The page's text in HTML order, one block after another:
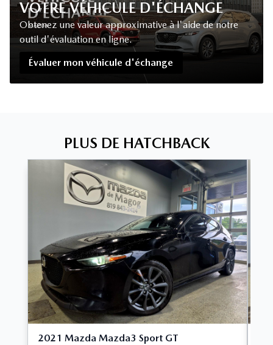
VOTRE VÉHICULE D'ÉCHANGE
Obtenez une valeur approximative à l'aide de notre
outil d'évaluation en ligne.
Évaluer mon véhicule d'échange
PLUS DE HATCHBACK
2021 Mazda Mazda3 Sport GT